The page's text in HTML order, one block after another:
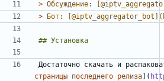
>
>
Достаточно скачать и
страницы последнего релиза](